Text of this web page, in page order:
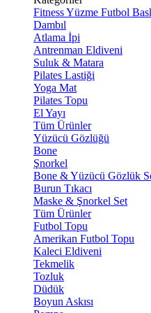
FitnessYüzme Futbol
Dambıl
Atlama İpi
Antrenman Eldiveni
Suluk & Matara
Pilates Lastiği
Yoga Mat
Pilates Topu
El Yayı
Tüm Ürünler
Yüzücü Gözlüğü
Bone
Şnorkel
Bone & Yüzücü Gözlük
Burun Tıkacı
Maske & Şnorkel Set
Tüm Ürünler
Futbol Topu
Amerikan Futbol Topu
Kaleci Eldiveni
Tekmelik
Tozluk
Düdük
Boyun Askısı